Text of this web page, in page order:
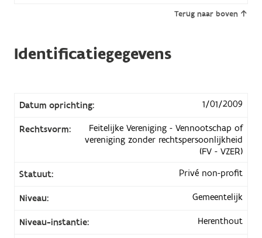
Terug naar boven
Identificatiegegevens
Datum oprichting: 1/01/2009
Rechtsvorm:
Feitelijke Vereniging - Vennootschap of
vereniging zonder rechtspersoonlijkheid
(FV - VZER)
Statuut:
Privé non-profit
Niveau: Gemeentelijk
Niveau-instantie: Herenthout